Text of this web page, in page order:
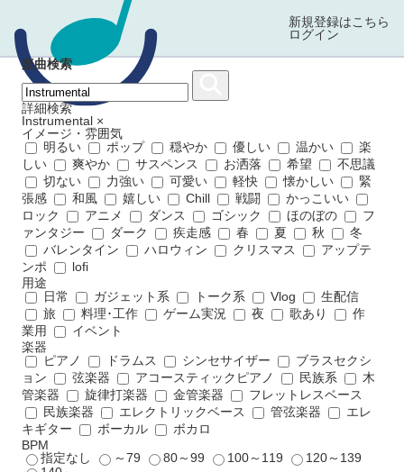
新規登録はこちら
ログイン
楽曲検索
詳細検索
Instrumental ×
イメージ・雰囲気
明るい
ポップ 穏やか 優しい 温かい
楽
しい
爽やか サスペンス お洒落 希望
不思議
切ない
力強い 可愛い 軽快 懐かしい
緊
張感
和風 嬉しい Chill 戦闘
かっこいい
ロック
アニメ ダンス ゴシック ほのぼの
フ
ァンタジー
ダーク 疾走感 春 夏 秋
冬
バレンタイン
ハロウィン クリスマス
アップテ
ンポ
lofi
用途
日常
ガジェット系 トーク系 Vlog
生配信
旅
料理･工作 ゲーム実況 夜 歌あり
作
業用
イベント
楽器
ピアノ
ドラムス シンセサイザー
ブラスセクシ
ョン
弦楽器 アコースティックピアノ 民族系
木
管楽器
旋律打楽器 金管楽器
フレットレスベース
民族楽器
エレクトリックベース 管弦楽器
エレ
キギター
ボーカル
ボカロ
BPM
指定なし
～79 80～99 100～119
120～139